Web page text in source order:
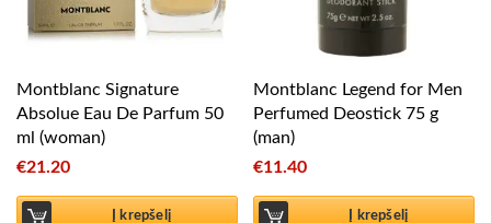
Montblanc Signature
Absolue Eau De Parfum 50
ml (woman)
€21.20
Į krepšelį
Montblanc Legend for Men
Perfumed Deostick 75 g
(man)
€11.40
Į krepšelį